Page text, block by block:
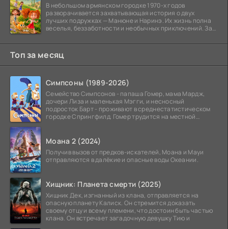
В небольшом армянском городке 1970-х годов
разворачивается захватывающая история о двух
лучших подружках — Манюне и Наринэ. Их жизнь полна
веселья, беззаботности и необычных приключений. За
Топ за месяц
Симпсоны (1989-2026)
Семейство Симпсонов - папаша Гомер, мама Мардж,
дочери Лиза и маленькая Мэгги, и несносный
подросток Барт - проживают в среднестатистическом
городке Спрингфилд. Гомер трудится на местной
Моана 2 (2024)
Получив вызов от предков-искателей, Моана и Мауи
отправляются в далёкие и опасные воды Океании.
Хищник: Планета смерти (2025)
Хищник Дек, изгнанный из клана, отправляется на
опасную планету Калиск. Он стремится доказать
своему отцу и всему племени, что достоин быть частью
клана. Он встречает загадочную девушку Тию и